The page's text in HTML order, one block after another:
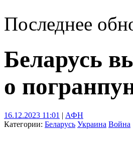
Последнее
Беларусь
о
16.12.2023 11:01 | АФН
Категории: Беларусь Украина Война